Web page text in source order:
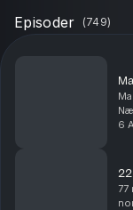
Episoder (749)
6
77